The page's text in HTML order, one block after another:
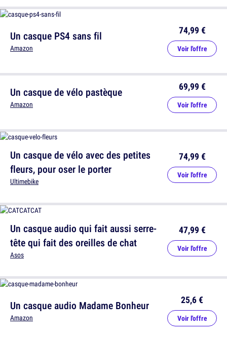
Un casque PS4 sans fil
Amazon
74,99 €
Voir l'offre
Un casque de vélo avec des petites
fleurs, pour oser le porter
Ultimebike
74,99 €
Voir l'offre
Un casque audio Madame Bonheur
Amazon
25,6 €
Voir l'offre
Un casque de vélo pastèque
Amazon
69,99 €
Voir l'offre
Un casque audio qui fait aussi serre-
tête qui fait des oreilles de chat
Asos
47,99 €
Voir l'offre